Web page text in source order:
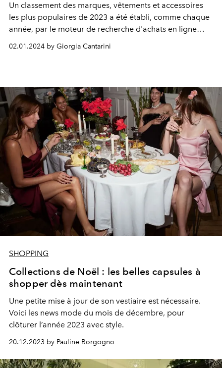
Un classement des marques, vêtements et accessoires
les plus populaires de 2023 a été établi, comme chaque
année, par le moteur de recherche d'achats en ligne
02.01.2024 by Giorgia Cantarini
SHOPPING
Collections de Noël : les belles capsules à
shopper dès maintenant
Une petite mise à jour de son vestiaire est nécessaire.
Voici les news mode du mois de décembre, pour
clôturer l’année 2023 avec style.
20.12.2023 by Pauline Borgogno